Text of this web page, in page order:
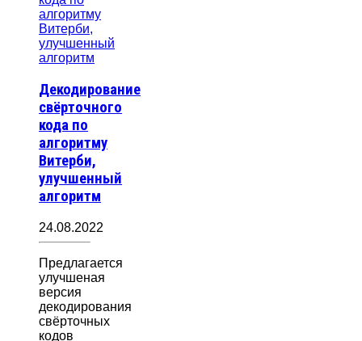
Декодирование
свёрточного
кода по
алгоритму
Витерби,
улучшенный
алгоритм
24.08.2022
Предлагается
улучшеная
версия
декодирования
свёрточных
кодов